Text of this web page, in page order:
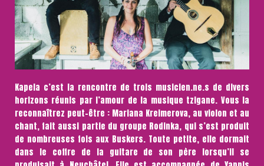
Kapela c’est la rencontre de trois musicien.ne.s de divers
horizons réunis par l’amour de la musique tzigane. Vous la
reconnaîtrez peut-être : Mariana Kreimerova, au violon et au
chant, fait aussi partie du groupe Rodinka, qui s’est produit
de nombreuses fois aux Buskers. Toute petite, elle dormait
dans le coffre de la guitare de son père lorsqu’il se